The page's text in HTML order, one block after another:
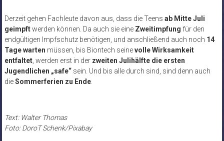
Derzeit gehen Fachleute davon aus, dass die Teens ab Mitte Juli
geimpftwerden können. Da auch sie eine Zweitimpfung für den
endgültigen Impfschutz benötigen, und anschließend auch noch 14
Tage warten müssen, bis Biontech seinevolle Wirksamkeit
entfaltet, werden erst in der zweiten Julihälfte die ersten
Jugendlichen „safe“sein. Und bis alle durch sind, sind denn auch
dieSommerferien zu Ende.
Text: Walter Thomas
Foto: DoroT Schenk/Pixabay